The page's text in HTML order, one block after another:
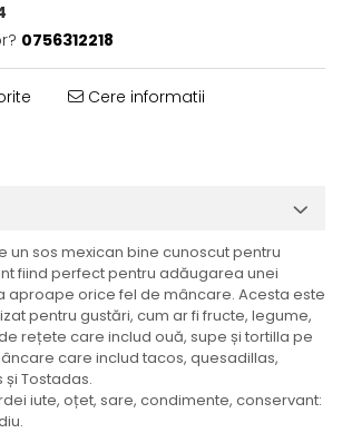
0756312218
Cere informatii
un sos mexican bine cunoscut pentru
fiind perfect pentru adăugarea unei
aproape orice fel de mâncare. Acesta este
pentru gustări, cum ar fi fructe, legume,
rețete care includ ouă, supe și tortilla pe
care includ tacos, quesadillas,
Tostadas.
iute, oțet, sare, condimente, conservant: